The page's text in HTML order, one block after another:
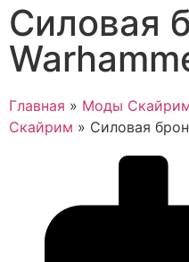
Силовая
Главная » Моды
Скайрим » Силовая